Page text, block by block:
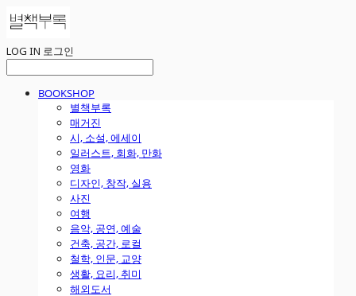
LOG IN 로그인
BOOKSHOP
별책부록
매거진
시, 소설, 에세이
일러스트, 회화, 만화
영화
디자인, 창작, 실용
사진
여행
음악, 공연, 예술
건축, 공간, 로컬
철학, 인문, 교양
생활, 요리, 취미
해외도서